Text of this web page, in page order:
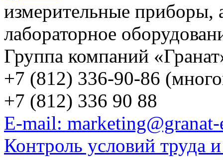
измерительные приборы,
лабораторное
Группа компаний
+7 (812) 336-90-86
+7 (812) 336 90 88
E-mail:
Контроль условий труда